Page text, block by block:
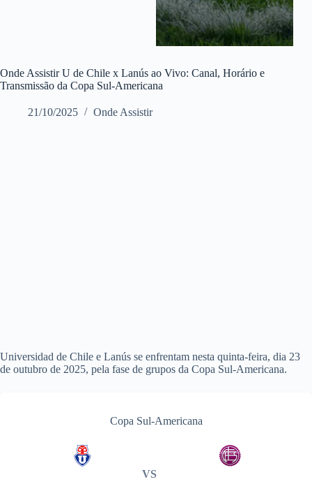
Onde Assistir U de Chile x Lanús ao Vivo: Canal, Horário e
Transmissão da Copa Sul-Americana
21/10/2025 Onde Assistir
Universidad de Chile e Lanús se enfrentam nesta quinta-feira, dia 23
de outubro de 2025, pela fase de grupos da Copa Sul-Americana.
Copa Sul-Americana
VS